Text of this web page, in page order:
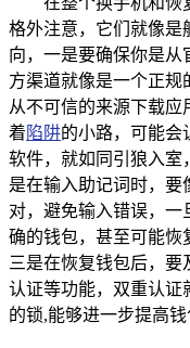
格外注意，它们就像是
向，一是要确保你是从
方渠道就像是一个正
从不可信的来源下载
着 陷阱的小路，可能会
软件，就如同引狼入室
是在输入助记词时，
对，避免输入错误，一
确的钱包，甚至可能恢
三是在恢复钱包后，
认证等功能，双重认证
的锁,能够进一步提高钱